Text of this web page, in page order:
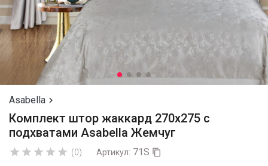
Asabella 
Комплект штор жаккард 270х275 с
подхватами Asabella Жемчуг
     (0) Артикул: 71S 